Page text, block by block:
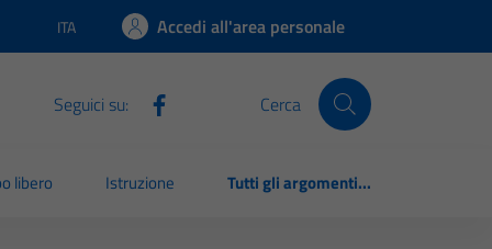
Lingua attiva:
ITA Accedi all'area personale
Seguici su: Cerca
libero Istruzione Tutti gli argomenti...